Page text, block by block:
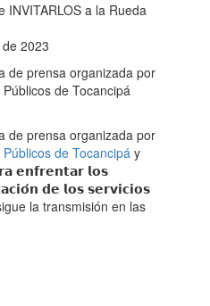
INVITARLOS a la Rueda
2023
de prensa organizada por
de Tocancipá
de prensa organizada por
de Tocancipáy
𝗲𝗻𝗳𝗿𝗲𝗻𝘁𝗮𝗿 𝗹𝗼𝘀
𝗱𝗲 𝗹𝗼𝘀 𝘀𝗲𝗿𝘃𝗶𝗰𝗶𝗼𝘀
la transmisión en las